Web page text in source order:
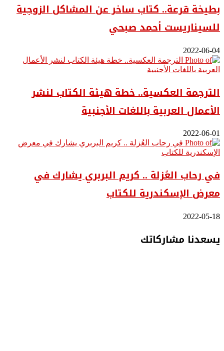
بطيخة قرعة.. كتاب ساخر عن المشاكل الزوجية
للسيناريست أحمد صبحي
2022-06-04
الترجمة العكسية.. خطة هيئة الكتاب لنشر
الأعمال العربية باللغات الأجنبية
2022-06-01
في رحاب العُزلة .. كريم البربري يشارك في
معرض الإسكندرية للكتاب
2022-05-18
يسعدنا مشاركاتك